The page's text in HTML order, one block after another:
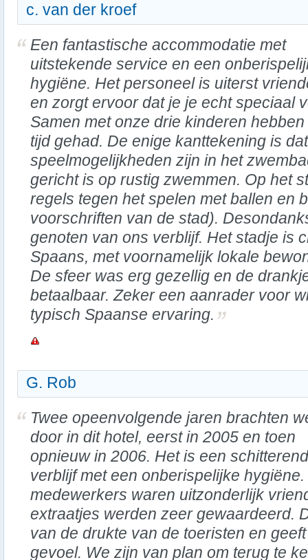
c. van der kroef
Een fantastische accommodatie met
uitstekende service en een
hygiëne. Het personeel is uiterst
en zorgt ervoor dat je je echt speciaal
Samen met onze drie kinderen
tijd gehad. De enige kanttekening is
speelmogelijkheden zijn in het
gericht is op rustig zwemmen. Op het
regels tegen het spelen met ballen en
voorschriften van de stad).
genoten van ons verblijf. Het stadje is
Spaans, met voornamelijk lokale
De sfeer was erg gezellig en de
betaalbaar. Zeker een aanrader voor
typisch Spaanse ervaring.
G. Rob
Twee opeenvolgende jaren brachten
door in dit hotel, eerst in 2005 en toen
opnieuw in 2006. Het is een schitterend
verblijf met een onberispelijke
medewerkers waren uitzonderlijk
extraatjes werden zeer gewaardeerd.
van de drukte van de toeristen en
gevoel. We zijn van plan om terug te